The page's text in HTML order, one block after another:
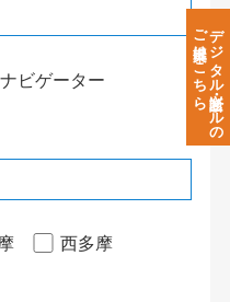
ビゲーター
西多摩
デジタル診断・ツールの
ご提案はこちら